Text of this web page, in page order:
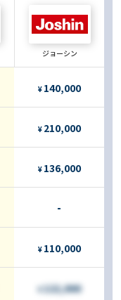
ジョーシン
¥ 140,000
¥ 210,000
¥ 136,000
-
¥ 110,000
122,000